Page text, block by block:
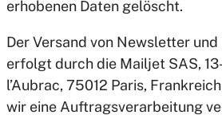
erhobenen Daten gelöscht.
Der Versand von Newsletter
erfolgt durch die Mailjet SAS,
l’Aubrac, 75012 Paris,
wir eine Auftragsverarbeitung